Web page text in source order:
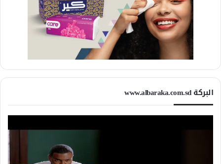
البركة www.albaraka.com.sd